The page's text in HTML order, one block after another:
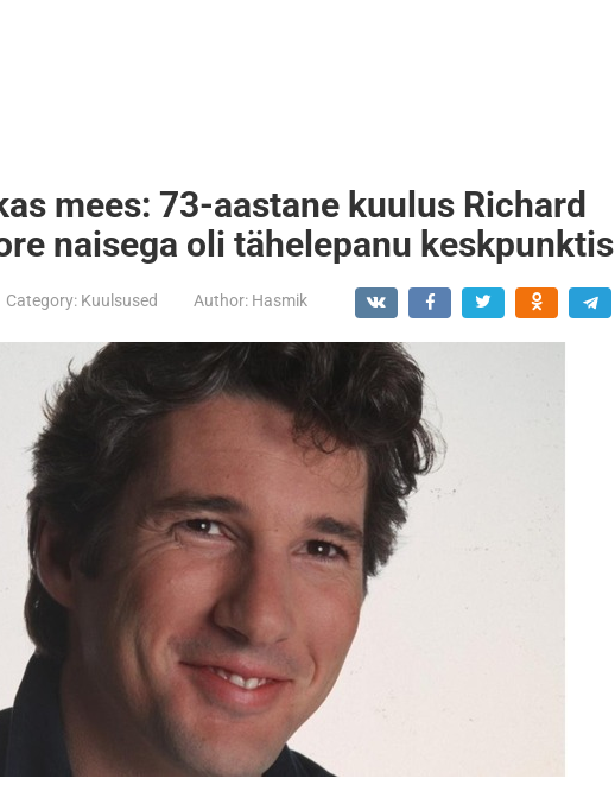
mees: 73-aastane kuulus Richard
naisega oli tähelepanu keskpunktis
Category: Kuulsused Author: Hasmik